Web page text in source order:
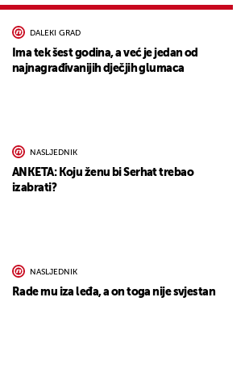
DALEKI GRAD
Ima tek šest godina, a već je jedan od
najnagrađivanijih dječjih glumaca
NASLJEDNIK
ANKETA: Koju ženu bi Serhat trebao
izabrati?
NASLJEDNIK
Rade mu iza leđa, a on toga nije svjestan